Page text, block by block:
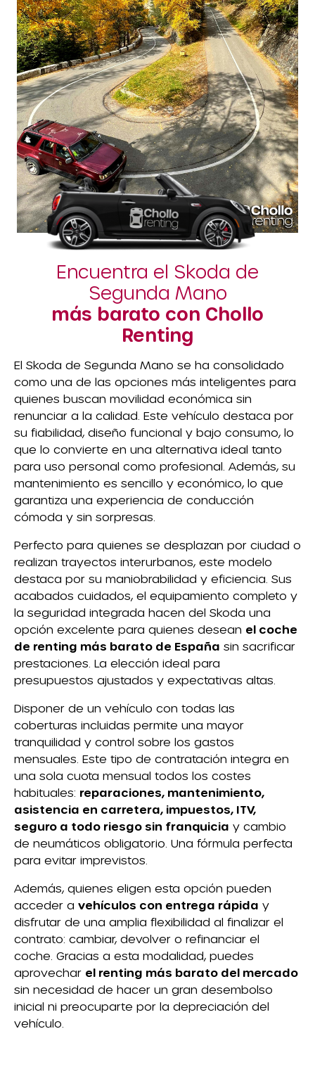
Encuentra el Skoda de
Segunda Mano
más barato con Chollo
Renting
El Skoda de Segunda Mano se ha consolidado
como una de las opciones más inteligentes para
quienes buscan movilidad económica sin
renunciar a la calidad. Este vehículo destaca por
su fiabilidad, diseño funcional y bajo consumo, lo
que lo convierte en una alternativa ideal tanto
para uso personal como profesional. Además, su
mantenimiento es sencillo y económico, lo que
garantiza una experiencia de conducción
cómoda y sin sorpresas.
Perfecto para quienes se desplazan por ciudad o
realizan trayectos interurbanos, este modelo
destaca por su maniobrabilidad y eficiencia. Sus
acabados cuidados, el equipamiento completo y
la seguridad integrada hacen del Skoda una
opción excelente para quienes desean el coche
de renting más barato de España sin sacrificar
prestaciones. La elección ideal para
presupuestos ajustados y expectativas altas.
Disponer de un vehículo con todas las
coberturas incluidas permite una mayor
tranquilidad y control sobre los gastos
mensuales. Este tipo de contratación integra en
una sola cuota mensual todos los costes
habituales: reparaciones, mantenimiento,
asistencia en carretera, impuestos, ITV,
seguro a todo riesgo sin franquicia y cambio
de neumáticos obligatorio. Una fórmula perfecta
para evitar imprevistos.
Además, quienes eligen esta opción pueden
acceder a vehículos con entrega rápida y
disfrutar de una amplia flexibilidad al finalizar el
contrato: cambiar, devolver o refinanciar el
coche. Gracias a esta modalidad, puedes
aprovechar el renting más barato del mercado
sin necesidad de hacer un gran desembolso
inicial ni preocuparte por la depreciación del
vehículo.